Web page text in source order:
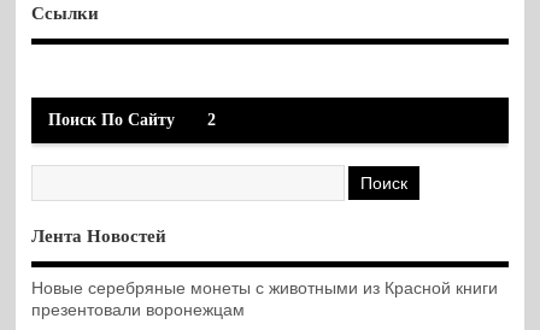
Ссылки
Поиск По Сайту 2
Лента Новостей
Новые серебряные монеты с животными из Красной книги
презентовали воронежцам